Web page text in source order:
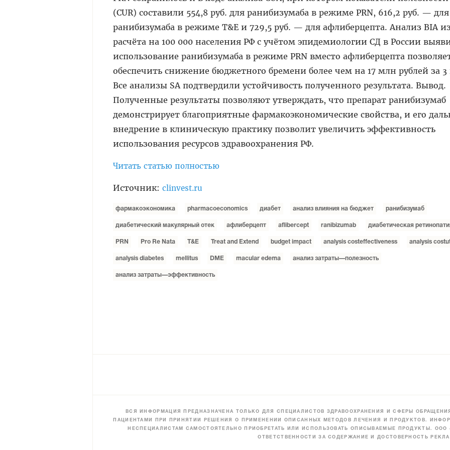
(CUR) составили 554,8 руб. для ранибизумаба в режиме PRN, 616,2 руб. — для
ранибизумаба в режиме T&E и 729,5 руб. — для афлиберцепта. Анализ BIA
расчёта на 100 000 населения РФ с учётом эпидемиологии СД в России
использование ранибизумаба в режиме PRN вместо афлиберцепта
обеспечить снижение бюджетного бремени более чем на 17 млн рублей за 3
Все анализы SA подтвердили устойчивость полученного результата. Вывод.
Полученные результаты позволяют утверждать, что препарат ранибизумаб
демонстрирует благоприятные фармакоэкономические свойства, и его
внедрение в клиническую практику позволит увеличить эффективность
использования ресурсов здравоохранения РФ.
Читать статью полностью
Источник: clinvest.ru
фармакоэкономика pharmacoeconomics диабет анализ влияния на бюджет ранибизумаб
диабетический макулярный отек афлиберцепт aflibercept ranibizumab диабетическая
PRN Pro Re Nata T&E Treat and Extend budget impact analysis costeffectiveness analysis
analysis diabetes mellitus DME macular edema анализ затраты—полезность
анализ затраты—эффективность
ВСЯ ИНФОРМАЦИЯ ПРЕДНАЗНАЧЕНА ТОЛЬКО ДЛЯ СПЕЦИАЛИСТОВ ЗДРАВООХРАНЕНИЯ И СФЕРЫ
ПАЦИЕНТАМИ ПРИ ПРИНЯТИИ РЕШЕНИЯ О ПРИМЕНЕНИИ ОПИСАННЫХ МЕТОДОВ ЛЕЧЕНИЯ И ПРОДУКТОВ.
НЕСПЕЦИАЛИСТАМ САМОСТОЯТЕЛЬНО ПРИОБРЕТАТЬ ИЛИ ИСПОЛЬЗОВАТЬ ОПИСЫВАЕМЫЕ ПРОДУКТЫ.
ОТВЕТСТВЕННОСТИ ЗА СОДЕРЖАНИЕ И ДОСТОВЕРНОСТЬ